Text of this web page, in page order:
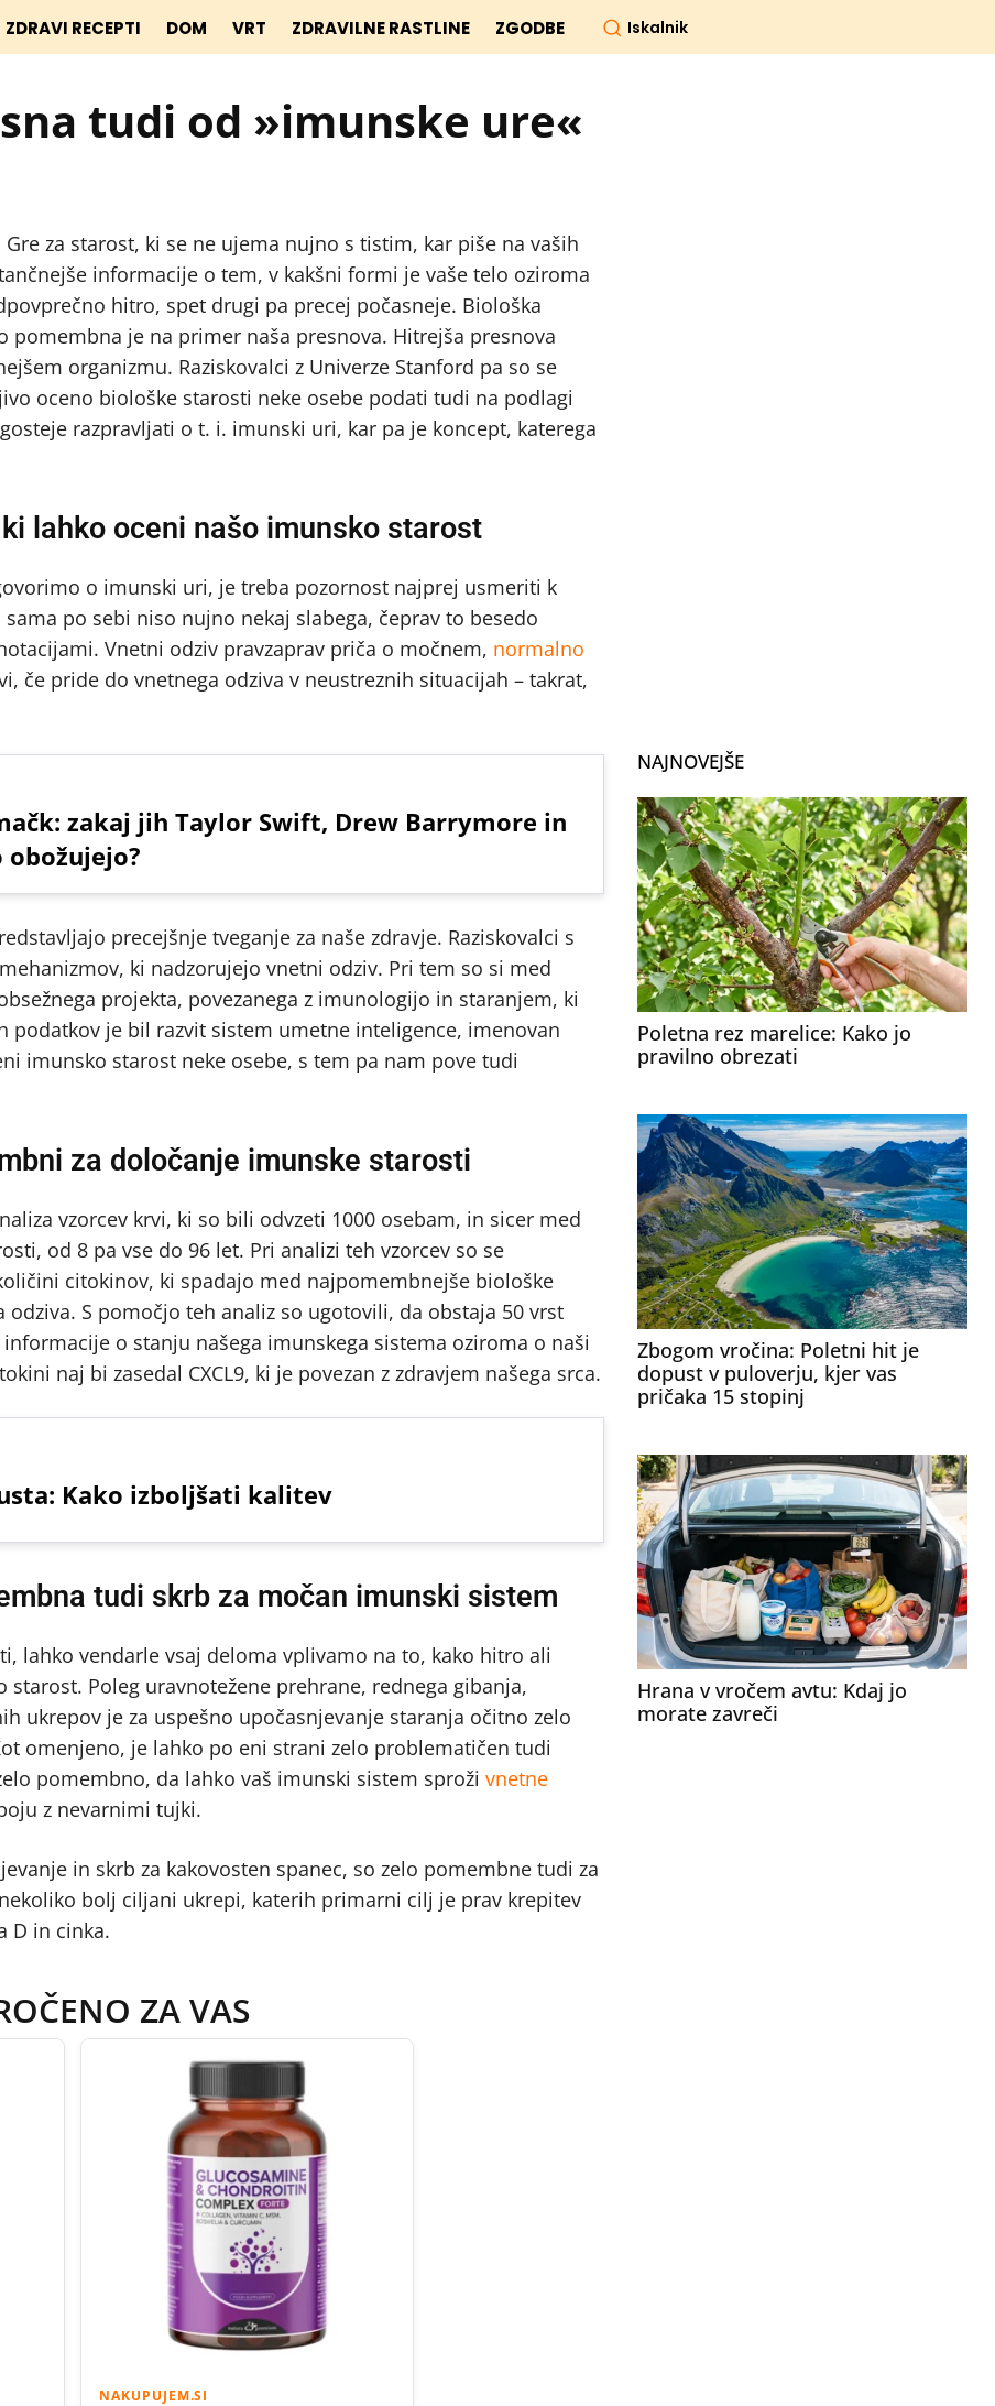
ZDRAVI RECEPTI DOM VRT ZDRAVILNE RASTLINE ZGODBE Iskalnik
tudi od »imunske ure«
za starost, ki se ne ujema nujno s tistim, kar piše na vaših
informacije o tem, v kakšni formi je vaše telo oziroma
hitro, spet drugi pa precej počasneje. Biološka
je na primer naša presnova. Hitrejša presnova
organizmu. Raziskovalci z Univerze Stanford pa so se
oceno biološke starosti neke osebe podati tudi na podlagi
razpravljati o t. i. imunski uri, kar pa je koncept, katerega
lahko oceni našo imunsko starost
o imunski uri, je treba pozornost najprej usmeriti k
po sebi niso nujno nekaj slabega, čeprav to besedo
Vnetni odziv pravzaprav priča o močnem, normalno
če pride do vnetnega odziva v neustreznih situacijah – takrat,
zakaj jih Taylor Swift, Drew Barrymore in
obožujejo?
precejšnje tveganje za naše zdravje. Raziskovalci s
ki nadzorujejo vnetni odziv. Pri tem so si med
projekta, povezanega z imunologijo in staranjem, ki
podatkov je bil razvit sistem umetne inteligence, imenovan
imunsko starost neke osebe, s tem pa nam pove tudi
za določanje imunske starosti
vzorcev krvi, ki so bili odvzeti 1000 osebam, in sicer med
od 8 pa vse do 96 let. Pri analizi teh vzorcev so se
citokinov, ki spadajo med najpomembnejše biološke
S pomočjo teh analiz so ugotovili, da obstaja 50 vrst
o stanju našega imunskega sistema oziroma o naši
naj bi zasedal CXCL9, ki je povezan z zdravjem našega srca.
Kako izboljšati kalitev
tudi skrb za močan imunski sistem
lahko vendarle vsaj deloma vplivamo na to, kako hitro ali
Poleg uravnotežene prehrane, rednega gibanja,
ukrepov je za uspešno upočasnjevanje staranja očitno zelo
omenjeno, je lahko po eni strani zelo problematičen tudi
pomembno, da lahko vaš imunski sistem sproži vnetne
z nevarnimi tujki.
in skrb za kakovosten spanec, so zelo pomembne tudi za
bolj ciljani ukrepi, katerih primarni cilj je prav krepitev
D in cinka.
ZA VAS
NAKUPUJEM.SI
NAJNOVEJŠE
Poletna rez marelice: Kako jo
pravilno obrezati
Zbogom vročina: Poletni hit je
dopust v puloverju, kjer vas
pričaka 15 stopinj
Hrana v vročem avtu: Kdaj jo
morate zavreči